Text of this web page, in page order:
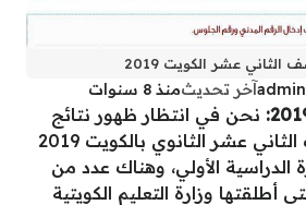
الثاني عشر الكويت 2019
آخر تحديثمنذ 8 سنوات
نحن في انتظار ظهور نتائج
طلبة وطالبات الصف الثاني عشر الثانوي بالكويت 2019
الدراسية الأولي، وهناك عدد من
أطلقتها وزارة التعليم الكويتية